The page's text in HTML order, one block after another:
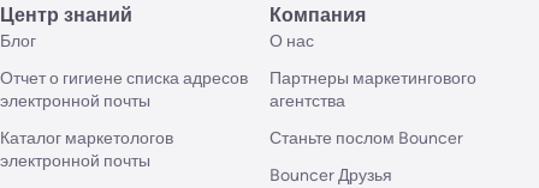
Центр знаний
Блог
Отчет о гигиене списка адресов
электронной почты
Каталог маркетологов
электронной почты
Компания
О нас
Партнеры маркетингового
агентства
Станьте послом Bouncer
Bouncer Друзья